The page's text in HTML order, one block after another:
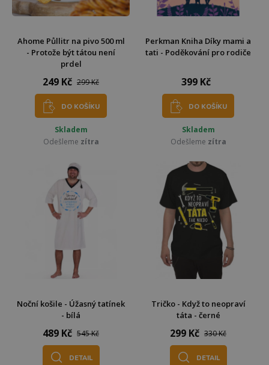
Ahome Půllitr na pivo 500 ml
- Protože být tátou není
prdel
249 Kč 299 Kč
DO KOŠÍKU
Skladem
Odešleme zítra
Perkman Kniha Díky mami a
tati - Poděkování pro rodiče
399 Kč
DO KOŠÍKU
Skladem
Odešleme zítra
Noční košile - Úžasný tatínek
- bílá
489 Kč 545 Kč
DETAIL
Tričko - Když to neopraví
táta - černé
299 Kč 330 Kč
DETAIL